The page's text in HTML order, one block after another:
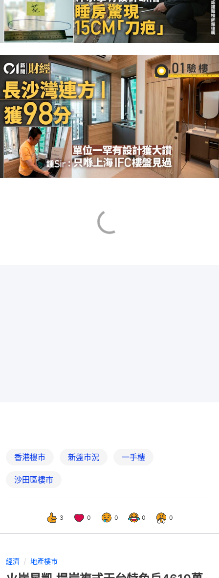
香港樓市 新盤市況 一手樓
沙田區樓市
3 0 0 0 0
經濟 地產樓市